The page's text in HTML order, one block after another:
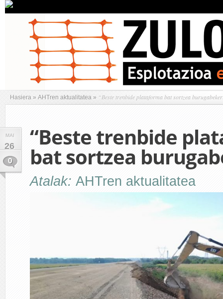
Hasiera » AHTren aktualitatea » “Beste trenbide plataforma bat sortzea
MAI
26
0
“Beste trenbide
bat sortzea
Atalak: AHTren aktualitatea